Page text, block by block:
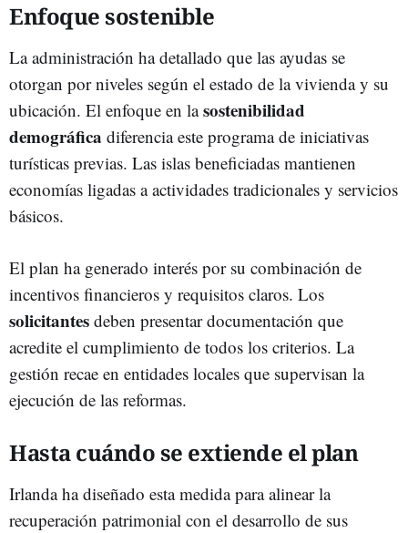
Enfoque sostenible
La administración ha detallado que las ayudas se
otorgan por niveles según el estado de la vivienda y su
ubicación. El enfoque en lasostenibilidad
demográfica diferencia este programa de iniciativas
turísticas previas. Las islas beneficiadas mantienen
economías ligadas a actividades tradicionales y servicios
básicos.
El plan ha generado interés por su combinación de
incentivos financieros y requisitos claros. Los
solicitantes deben presentar documentación que
acredite el cumplimiento de todos los criterios. La
gestión recae en entidades locales que supervisan la
ejecución de las reformas.
Hasta cuándo se extiende el plan
Irlanda ha diseñado esta medida para alinear la
recuperación patrimonial con el desarrollo de sus